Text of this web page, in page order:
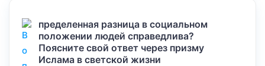
пределенная разница в социальном
положении людей справедлива?
Поясните свой ответ через призму
Ислама в светской жизни